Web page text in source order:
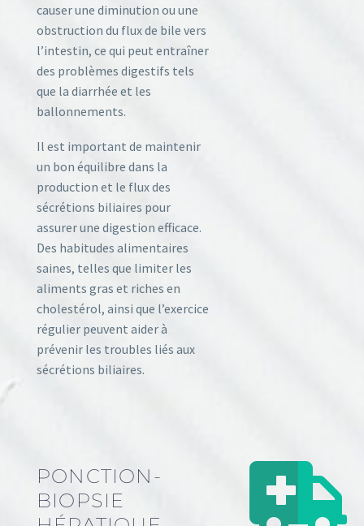
causer une diminution ou une
obstruction du flux de bile vers
l’intestin, ce qui peut entraîner
des problèmes digestifs tels
que la diarrhée et les
ballonnements.
Il est important de maintenir
un bon équilibre dans la
production et le flux des
sécrétions biliaires pour
assurer une digestion efficace.
Des habitudes alimentaires
saines, telles que limiter les
aliments gras et riches en
cholestérol, ainsi que l’exercice
régulier peuvent aider à
prévenir les troubles liés aux
sécrétions biliaires.
PONCTION-
BIOPSIE